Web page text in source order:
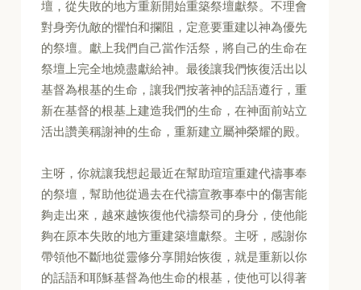
壇，從失敗的地方重新開始重築祭壇獻祭。不理會
對身旁仇敵的懼怕和攔阻，定意要重建以神為優先
的祭壇。獻上我們自己當作活祭，將自己的生命在
祭壇上完全地燒盡獻給神。最後讓我們恢復活出以
基督為根基的生命，讓我們按著神的話語遵行，重
新在基督的根基上建造我們的生命，在神面前站立
活出讚美稱謝神的生命，重新建立屬神榮耀的殿。
主呀，你就讓我想起最近在幫助瑄瑄重建代禱事奉
的祭壇，幫助他從過去在代禱宣教事奉中的傷害能
夠走出來，越來越恢復他代禱祭司的身分，使他能
夠在原本失敗的地方重建築壇獻祭。主呀，感謝你
帶領他不斷地從靈修分享開始恢復，就是重新以你
的話語和耶穌基督為他生命的根基，使他可以得著